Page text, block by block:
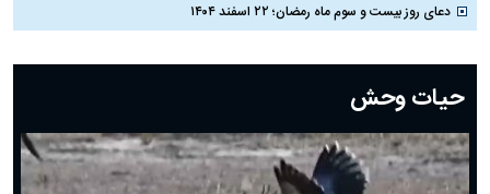
دعای روز بیست و سوم ماه رمضان؛ ۲۲ اسفند ۱۴۰۴
دعای روز بیستم ماه رمضان؛ ۱۹ اسفند ۱۴۰۴
دعای روز هشتم ماه مبارک رمضان؛ ۷ اسفند ماه ۱۴۰۴
دعای روز هفتم ماه رمضان؛ ۶ اسفند ۱۴۰۴
دعای روز ششم ماه رمضان؛ ۵ اسفند ۱۴۰۴
دعای روز پنجم ماه رمضان؛ ۴ اسفند ۱۴۰۴
حیات وحش